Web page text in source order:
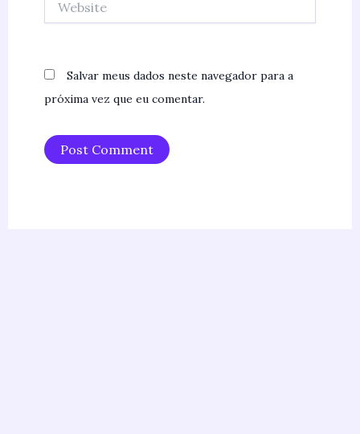
Salvar meus dados neste navegador para a
próxima vez que eu comentar.